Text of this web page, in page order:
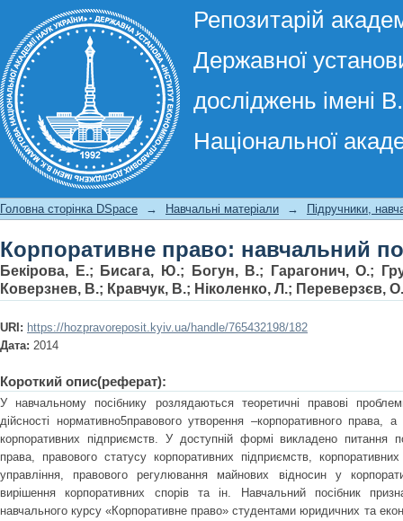
Репозитарій
Державної
досліджень імені
Національної
Корпоративне право: навчальний
Головна сторінка DSpace → Навчальні матеріали → Підручники,
Корпоративне право: навчальний
Бекірова, Е.; Бисага, Ю.; Богун, В.; Гарагонич, О.;
Коверзнев, В.; Кравчук, В.; Ніколенко, Л.; Переверзєв, О.
URI: https://hozpravoreposit.kyiv.ua/handle/765432198/182
Дата: 2014
Короткий опис(реферат):
У навчальному посібнику розлядаються теоретичні правові
дійсності нормативно5правового утворення –корпоративного права,
корпоративних підприємств. У доступній формі викладено питання
права, правового статусу корпоративних підприємств,
управління, правового регулювання майнових відносин у
вирішення корпоративних спорів та ін. Навчальний посібник
навчального курсу «Корпоративне право» студентами юридичних та